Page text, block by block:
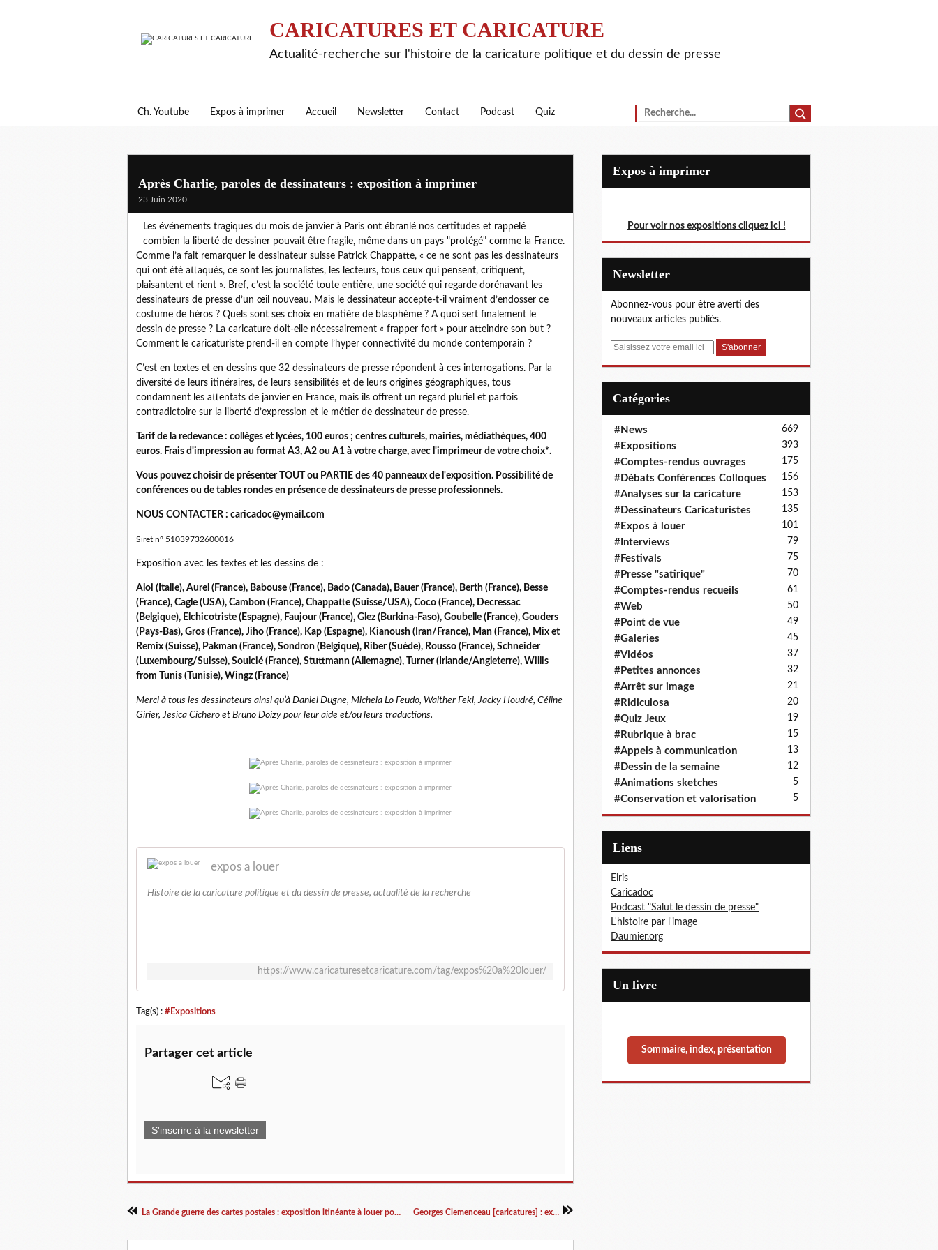
CARICATURES ET CARICATURE
Actualité-recherche sur l'histoire de la caricature politique et du dessin de presse
Ch. Youtube Expos à imprimer Accueil Newsletter Contact Podcast Quiz
Après Charlie, paroles de dessinateurs : exposition à imprimer
23 Juin 2020
Les événements tragiques du mois de janvier à Paris ont ébranlé nos certitudes et rappelé
combien la liberté de dessiner pouvait être fragile, même dans un pays "protégé" comme la France.
Comme l’a fait remarquer le dessinateur suisse Patrick Chappatte, « ce ne sont pas les dessinateurs
qui ont été attaqués, ce sont les journalistes, les lecteurs, tous ceux qui pensent, critiquent,
plaisantent et rient ». Bref, c’est la société toute entière, une société qui regarde dorénavant les
dessinateurs de presse d’un œil nouveau. Mais le dessinateur accepte-t-il vraiment d’endosser ce
costume de héros ? Quels sont ses choix en matière de blasphème ? A quoi sert finalement le
dessin de presse ? La caricature doit-elle nécessairement « frapper fort » pour atteindre son but ?
Comment le caricaturiste prend-il en compte l’hyper connectivité du monde contemporain ?
C’est en textes et en dessins que 32 dessinateurs de presse répondent à ces interrogations. Par la
diversité de leurs itinéraires, de leurs sensibilités et de leurs origines géographiques, tous
condamnent les attentats de janvier en France, mais ils offrent un regard pluriel et parfois
contradictoire sur la liberté d’expression et le métier de dessinateur de presse.
Tarif de la redevance : collèges et lycées, 100 euros ; centres culturels, mairies, médiathèques, 400
euros. Frais d'impression au format A3, A2 ou A1 à votre charge, avec l'imprimeur de votre choix*.
Vous pouvez choisir de présenter TOUT ou PARTIE des 40 panneaux de l'exposition. Possibilité de
conférences ou de tables rondes en présence de dessinateurs de presse professionnels.
NOUS CONTACTER : caricadoc@ymail.com
Siret n° 51039732600016
Exposition avec les textes et les dessins de :
Aloi (Italie), Aurel (France), Babouse (France), Bado (Canada), Bauer (France), Berth (France), Besse
(France), Cagle (USA), Cambon (France), Chappatte (Suisse/USA), Coco (France), Decressac
(Belgique), Elchicotriste (Espagne), Faujour (France), Glez (Burkina-Faso), Goubelle (France), Gouders
(Pays-Bas), Gros (France), Jiho (France), Kap (Espagne), Kianoush (Iran/France), Man (France), Mix et
Remix (Suisse), Pakman (France), Sondron (Belgique), Riber (Suède), Rousso (France), Schneider
(Luxembourg/Suisse), Soulcié (France), Stuttmann (Allemagne), Turner (Irlande/Angleterre), Willis
from Tunis (Tunisie), Wingz (France)
Merci à tous les dessinateurs ainsi qu’à Daniel Dugne, Michela Lo Feudo, Walther Fekl, Jacky Houdré, Céline
Girier, Jesica Cichero et Bruno Doizy pour leur aide et/ou leurs traductions.
expos a louer
Histoire de la caricature politique et du dessin de presse, actualité de la recherche
https://www.caricaturesetcaricature.com/tag/expos%20a%20louer/
Tag(s) : #Expositions
Partager cet article
S'inscrire à la newsletter
La Grande guerre des cartes postales : exposition itinéante à louer pour médiathèques, établissements scolaires, institutions culturelles… Georges Clemenceau [caricatures] : exposition itinérante à louer / à imprimer
Expos à imprimer
Pour voir nos expositions cliquez ici !
Newsletter
Abonnez-vous pour être averti des
nouveaux articles publiés.
E
Catégories
#News 669
#Expositions 393
#Comptes-rendus ouvrages 175
#Débats Conférences Colloques 156
#Analyses sur la caricature 153
#Dessinateurs Caricaturistes 135
#Expos à louer 101
#Interviews 79
#Festivals 75
#Presse "satirique" 70
#Comptes-rendus recueils 61
#Web 50
#Point de vue 49
#Galeries 45
#Vidéos 37
#Petites annonces 32
#Arrêt sur image 21
#Ridiculosa 20
#Quiz Jeux 19
#Rubrique à brac 15
#Appels à communication 13
#Dessin de la semaine 12
#Animations sketches 5
#Conservation et valorisation 5
Liens
Eiris
Caricadoc
Podcast "Salut le dessin de presse"
L'histoire par l'image
Daumier.org
Un livre
Sommaire, index, présentation